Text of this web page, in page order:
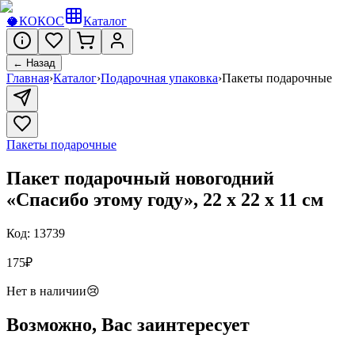
🥥КОКОС Каталог
← Назад
Главная›Каталог›Подарочная упаковка›Пакеты подарочные
Пакеты подарочные
Пакет подарочный новогодний
«Спасибо этому году», 22 х 22 х 11 см
Код: 13739
175₽
Нет в наличии😢
Возможно, Вас заинтересует